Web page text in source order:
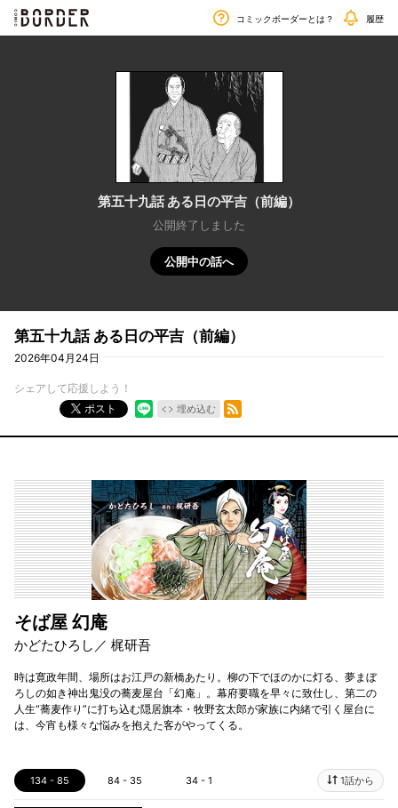
border
毎週金曜日更新!! コミックボーダーとは？ 履歴
第五十九話 ある日の平吉（前編）
公開終了しました
公開中の話へ
第五十九話 ある日の平吉（前編）
2026年04月24日
シェアして応援しよう！
ポスト
埋め込む
RSSフィード
そば屋 幻庵
かどたひろし／ 梶研吾
時は寛政年間、場所はお江戸の新橋あたり。柳の下でほのかに灯る、夢まぼ
ろしの如き神出鬼没の蕎麦屋台「幻庵」。幕府要職を早々に致仕し、第二の
人生“蕎麦作り”に打ち込む隠居旗本・牧野玄太郎が家族に内緒で引く屋台に
は、今宵も様々な悩みを抱えた客がやってくる。
134 - 85 84 - 35 34 - 1 1話から